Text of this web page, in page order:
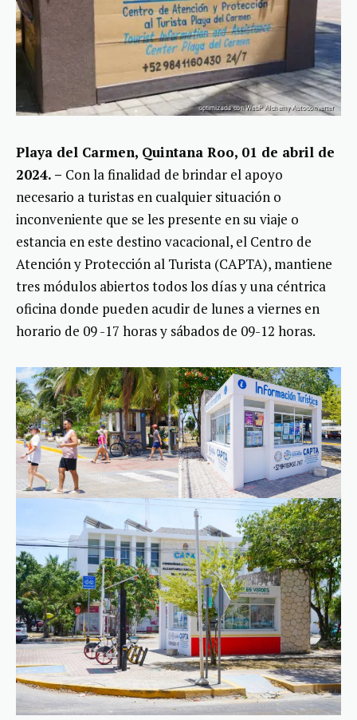
Playa del Carmen, Quintana Roo, 01 de abril de
2024. – Con la finalidad de brindar el apoyo
necesario a turistas en cualquier situación o
inconveniente que se les presente en su viaje o
estancia en este destino vacacional, el Centro de
Atención y Protección al Turista (CAPTA), mantiene
tres módulos abiertos todos los días y una céntrica
oficina donde pueden acudir de lunes a viernes en
horario de 09 -17 horas y sábados de 09-12 horas.